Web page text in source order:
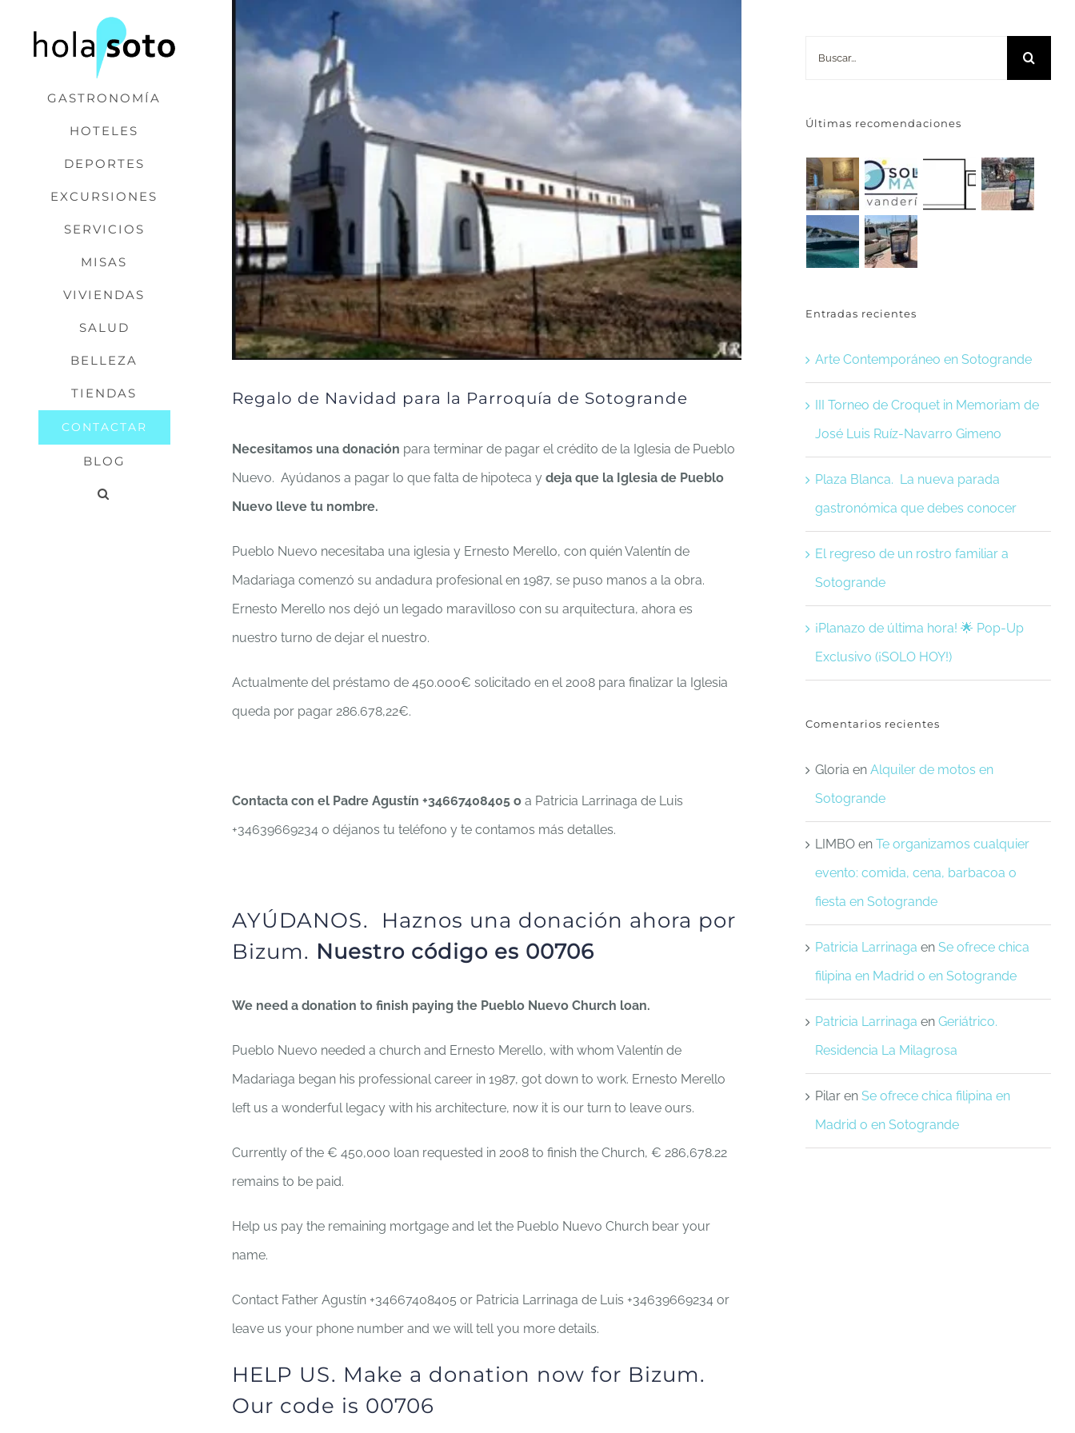
GASTRONOMÍA
HOTELES
DEPORTES
EXCURSIONES
SERVICIOS
MISAS
VIVIENDAS
SALUD
BELLEZA
TIENDAS
CONTACTAR
BLOG
Regalo de Navidad para la Parroquía de Sotogrande
Necesitamos una donación para terminar de pagar el crédito de la Iglesia de Pueblo
Nuevo. Ayúdanos a pagar lo que falta de hipoteca y deja que la Iglesia de Pueblo
Nuevo lleve tu nombre.
Pueblo Nuevo necesitaba una iglesia y Ernesto Merello, con quién Valentín de
Madariaga comenzó su andadura profesional en 1987, se puso manos a la obra.
Ernesto Merello nos dejó un legado maravilloso con su arquitectura, ahora es
nuestro turno de dejar el nuestro.
Actualmente del préstamo de 450.000€ solicitado en el 2008 para finalizar la Iglesia
queda por pagar 286.678,22€.
Contacta con el Padre Agustín +34667408405 o a Patricia Larrinaga de Luis
+34639669234 o déjanos tu teléfono y te contamos más detalles.
AYÚDANOS. Haznos una donación ahora por
Bizum. Nuestro código es 00706
We need a donation to finish paying the Pueblo Nuevo Church loan.
Pueblo Nuevo needed a church and Ernesto Merello, with whom Valentín de
Madariaga began his professional career in 1987, got down to work. Ernesto Merello
left us a wonderful legacy with his architecture, now it is our turn to leave ours.
Currently of the € 450,000 loan requested in 2008 to finish the Church, € 286,678.22
remains to be paid.
Help us pay the remaining mortgage and let the Pueblo Nuevo Church bear your
name.
Contact Father Agustín +34667408405 or Patricia Larrinaga de Luis +34639669234 or
leave us your phone number and we will tell you more details.
HELP US. Make a donation now for Bizum.
Our code is 00706
Últimas recomendaciones
Entradas recientes
Arte Contemporáneo en Sotogrande
III Torneo de Croquet in Memoriam de
José Luis Ruíz-Navarro Gimeno
Plaza Blanca. La nueva parada
gastronómica que debes conocer
El regreso de un rostro familiar a
Sotogrande
¡Planazo de última hora! 🌟 Pop-Up
Exclusivo (¡SOLO HOY!)
Comentarios recientes
Gloria en Alquiler de motos en
Sotogrande
LIMBOen Te organizamos cualquier
evento: comida, cena, barbacoa o
fiesta en Sotogrande
Patricia Larrinaga en Se ofrece chica
filipina en Madrid o en Sotogrande
Patricia Larrinaga en Geriátrico.
Residencia La Milagrosa
Pilaren Se ofrece chica filipina en
Madrid o en Sotogrande